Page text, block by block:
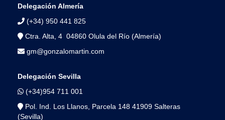
Delegación Almería
(+34) 950 441 825
Ctra. Alta, 4 04860 Olula del Río (Almería)
gm@gonzalomartin.com
Delegación Sevilla
(+34)954 711 001
Pol. Ind. Los Llanos, Parcela 148 41909 Salteras
(Sevilla)